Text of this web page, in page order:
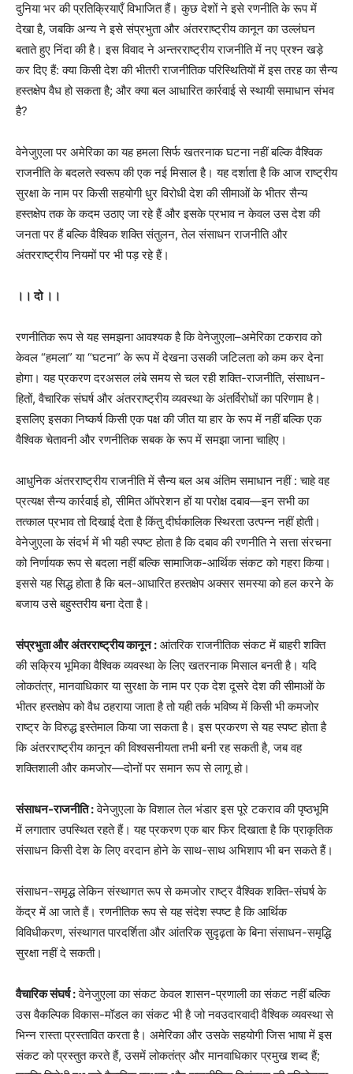
दुनिया भर की प्रतिक्रियाएँ विभाजित हैं। कुछ देशों ने इसे रणनीति के रूप में
देखा है, जबकि अन्य ने इसे संप्रभुता और अंतरराष्ट्रीय कानून का उल्लंघन
बताते हुए निंदा की है। इस विवाद ने अन्तरराष्ट्रीय राजनीति में नए प्रश्न खड़े
कर दिए हैं: क्या किसी देश की भीतरी राजनीतिक परिस्थितियों में इस तरह का सैन्य
हस्तक्षेप वैध हो सकता है; और क्या बल आधारित कार्रवाई से स्थायी समाधान संभव
है?
वेनेजुएला पर अमेरिका का यह हमला सिर्फ खतरनाक घटना नहीं बल्कि वैश्विक
राजनीति के बदलते स्वरूप की एक नई मिसाल है। यह दर्शाता है कि आज राष्‍ट्रीय
सुरक्षा के नाम पर किसी सहयोगी धुर विरोधी देश की सीमाओं के भीतर सैन्य
हस्तक्षेप तक के कदम उठाए जा रहे हैं और इसके प्रभाव न केवल उस देश की
जनता पर हैं बल्कि वैश्विक शक्ति संतुलन, तेल संसाधन राजनीति और
अंतरराष्ट्रीय नियमों पर भी पड़ रहे हैं।
।। दो ।।
रणनीतिक रूप से यह समझना आवश्यक है कि वेनेजुएला–अमेरिका टकराव को
केवल “हमला” या “घटना” के रूप में देखना उसकी जटिलता को कम कर देना
होगा। यह प्रकरण दरअसल लंबे समय से चल रही शक्ति-राजनीति, संसाधन-
हितों, वैचारिक संघर्ष और अंतरराष्ट्रीय व्यवस्था के अंतर्विरोधों का परिणाम है।
इसलिए इसका निष्कर्ष किसी एक पक्ष की जीत या हार के रूप में नहीं बल्कि एक
वैश्विक चेतावनी और रणनीतिक सबक के रूप में समझा जाना चाहिए।
आधुनिक अंतरराष्ट्रीय राजनीति में सैन्य बल अब अंतिम समाधान नहीं : चाहे वह
प्रत्यक्ष सैन्य कार्रवाई हो, सीमित ऑपरेशन हों या परोक्ष दबाव—इन सभी का
तत्काल प्रभाव तो दिखाई देता है किंतु दीर्घकालिक स्थिरता उत्पन्न नहीं होती।
वेनेजुएला के संदर्भ में भी यही स्पष्ट होता है कि दबाव की रणनीति ने सत्ता संरचना
को निर्णायक रूप से बदला नहीं बल्कि सामाजिक-आर्थिक संकट को गहरा किया।
इससे यह सिद्ध होता है कि बल-आधारित हस्तक्षेप अक्सर समस्या को हल करने के
बजाय उसे बहुस्तरीय बना देता है।
संप्रभुता और अंतरराष्ट्रीय कानून : आंतरिक राजनीतिक संकट में बाहरी शक्ति
की सक्रिय भूमिका वैश्विक व्यवस्था के लिए खतरनाक मिसाल बनती है। यदि
लोकतंत्र, मानवाधिकार या सुरक्षा के नाम पर एक देश दूसरे देश की सीमाओं के
भीतर हस्तक्षेप को वैध ठहराया जाता है तो यही तर्क भविष्य में किसी भी कमजोर
राष्ट्र के विरुद्ध इस्तेमाल किया जा सकता है। इस प्रकरण से यह स्पष्ट होता है
कि अंतरराष्ट्रीय कानून की विश्वसनीयता तभी बनी रह सकती है, जब वह
शक्तिशाली और कमजोर—दोनों पर समान रूप से लागू हो।
संसाधन-राजनीति :वेनेजुएला के विशाल तेल भंडार इस पूरे टकराव की पृष्ठभूमि
में लगातार उपस्थित रहते हैं। यह प्रकरण एक बार फिर दिखाता है कि प्राकृतिक
संसाधन किसी देश के लिए वरदान होने के साथ-साथ अभिशाप भी बन सकते हैं।
संसाधन-समृद्ध लेकिन संस्थागत रूप से कमजोर राष्ट्र वैश्विक शक्ति-संघर्ष के
केंद्र में आ जाते हैं। रणनीतिक रूप से यह संदेश स्पष्ट है कि आर्थिक
विविधीकरण, संस्थागत पारदर्शिता और आंतरिक सुदृढ़ता के बिना संसाधन-समृद्धि
सुरक्षा नहीं दे सकती।
वैचारिक संघर्ष :वेनेजुएला का संकट केवल शासन-प्रणाली का संकट नहीं बल्कि
उस वैकल्पिक विकास-मॉडल का संकट भी है जो नवउदारवादी वैश्विक व्यवस्था से
भिन्न रास्ता प्रस्तावित करता है। अमेरिका और उसके सहयोगी जिस भाषा में इस
संकट को प्रस्तुत करते हैं, उसमें लोकतंत्र और मानवाधिकार प्रमुख शब्द हैं;